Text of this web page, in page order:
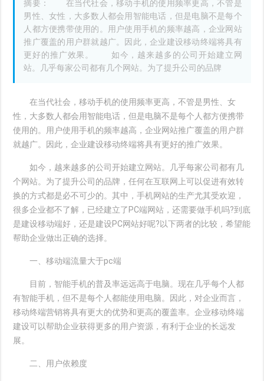
摘要： 在当代社会，移动手机的使用频率更高，不管是
男性、女性，大多数人都会用智能电话，但是电脑不是每个
人都方便携带使用的。用户使用手机的频率越高，企业网站
推广覆盖的用户群就越广。因此，企业建设移动终端将具有
更好的推广效果。 如今，越来越多的公司开始建立网
站。几乎每家公司都有几个网站。为了提升公司的品牌
在当代社会，移动手机的使用频率更高，不管是男性、女
性，大多数人都会用智能电话，但是电脑不是每个人都方便携带
使用的。用户使用手机的频率越高，企业网站推广覆盖的用户群
就越广。因此，企业建设移动终端将具有更好的推广效果。
如今，越来越多的公司开始建立网站。几乎每家公司都有几
个网站。为了提升公司的品牌，任何在互联网上可以促进有效转
换的方式都是必不可少的。其中，手机网站的生产尤其受欢迎，
很多企业都不了解，已经建立了PC端网站，还需要做手机吗?到底
是建设移动端好，还是建设PC网站好呢?以下两者的比较，希望能
帮助企业做出正确的选择。
一、移动端流量大于pc端
目前，智能手机的普及率远远高于电脑。现在几乎每个人都
有智能手机，但不是每个人都能使用电脑。因此，对企业而言，
移动终端营销将具有更大的优势和更高的覆盖率。企业移动终端
建设可以帮助企业获得更多的用户资源，有利于企业的长远发
展。
二、用户依赖度